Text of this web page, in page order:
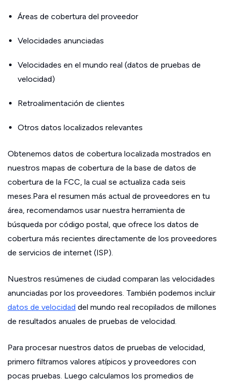
Áreas de cobertura del proveedor
Velocidades anunciadas
Velocidades en el mundo real (datos de pruebas de
velocidad)
Retroalimentación de clientes
Otros datos localizados relevantes
Obtenemos datos de cobertura localizada mostrados en
nuestros mapas de cobertura de la base de datos de
cobertura de la FCC, la cual se actualiza cada seis
meses.Para el resumen más actual de proveedores en tu
área, recomendamos usar nuestra herramienta de
búsqueda por código postal, que ofrece los datos de
cobertura más recientes directamente de los proveedores
de servicios de internet (ISP).
Nuestros resúmenes de ciudad comparan las velocidades
anunciadas por los proveedores. También podemos incluir
datos de velocidad del mundo real recopilados de millones
de resultados anuales de pruebas de velocidad.
Para procesar nuestros datos de pruebas de velocidad,
primero filtramos valores atípicos y proveedores con
pocas pruebas. Luego calculamos los promedios de